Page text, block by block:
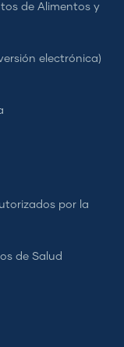
de Alimentos y
electrónica)
por la
de Salud